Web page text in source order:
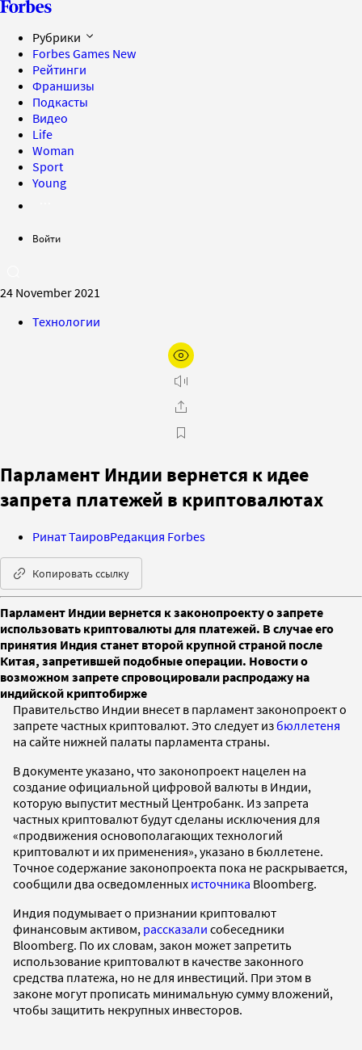
Рубрики
Forbes Games New
Рейтинги
Франшизы
Подкасты
Видео
Life
Woman
Sport
Young
Войти
24 November 2021
Технологии
Парламент Индии вернется к идее
запрета платежей в криптовалютах
Ринат ТаировРедакция Forbes
Копировать ссылку
Парламент Индии вернется к законопроекту о запрете
использовать криптовалюты для платежей. В случае его
принятия Индия станет второй крупной страной после
Китая, запретившей подобные операции. Новости о
возможном запрете спровоцировали распродажу на
индийской криптобирже
Правительство Индии внесет в парламент законопроект о
запрете частных криптовалют. Это следует избюллетеня
на сайте нижней палаты парламента страны.
В документе указано, что законопроект нацелен на
создание официальной цифровой валюты в Индии,
которую выпустит местный Центробанк. Из запрета
частных криптовалют будут сделаны исключения для
«продвижения основополагающих технологий
криптовалют и их применения», указано в бюллетене.
Точное содержание законопроекта пока не раскрывается,
сообщили два осведомленных источника Bloomberg.
Индия подумывает о признании криптовалют
финансовым активом, рассказали собеседники
Bloomberg. По их словам, закон может запретить
использование криптовалют в качестве законного
средства платежа, но не для инвестиций. При этом в
законе могут прописать минимальную сумму вложений,
чтобы защитить некрупных инвесторов.